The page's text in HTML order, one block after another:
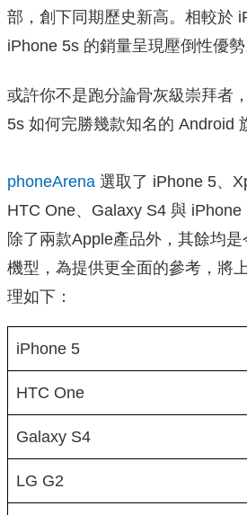
部，創下同期歷史新高。相較於
iPhone 5s 的銷量呈現壓倒性優勢
或許你不是跑分論骨灰級崇拜者
5s 如何完勝幾款知名的 Android
phoneArena 選取了 iPhone 5、
HTC One、Galaxy S4 與 iPhone
除了兩款Apple產品外，其餘均
機型，為提供更全面的參考，將
理如下：
iPhone 5
HTC One
Galaxy S4
LG G2